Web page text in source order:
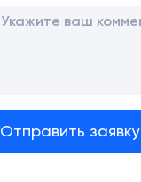
Отправить заявку